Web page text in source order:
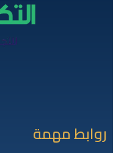
روابط مهمة